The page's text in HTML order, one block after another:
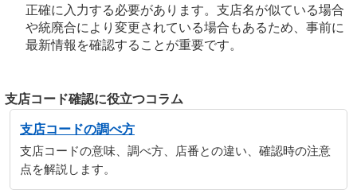
正確に入力する必要があります。支店名が似ている場合
や統廃合により変更されている場合もあるため、事前に
最新情報を確認することが重要です。
支店コード確認に役立つコラム
支店コードの調べ方
支店コードの意味、調べ方、店番との違い、確認時の注意
点を解説します。